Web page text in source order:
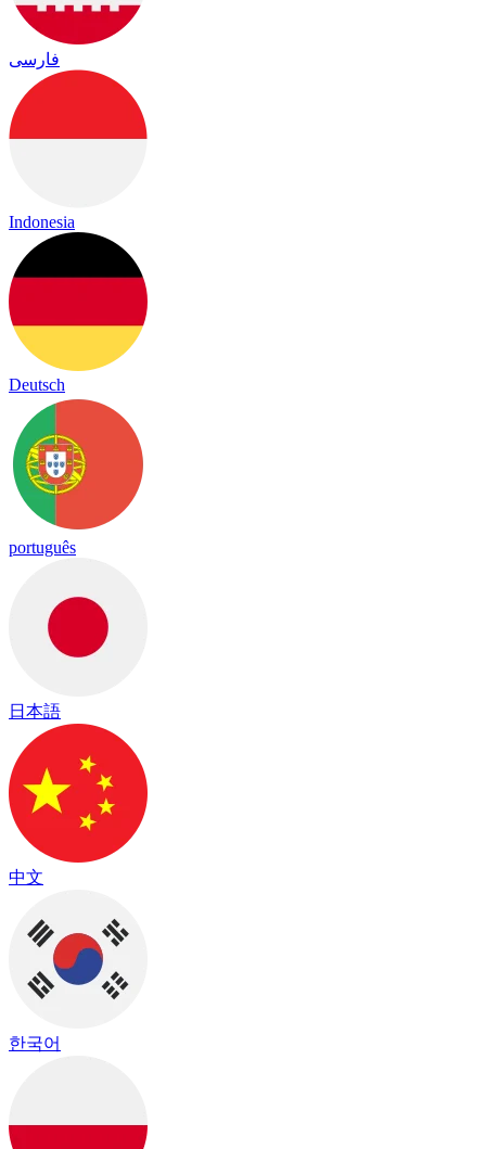
فارسی
Indonesia
Deutsch
português
日本語
中文
한국어